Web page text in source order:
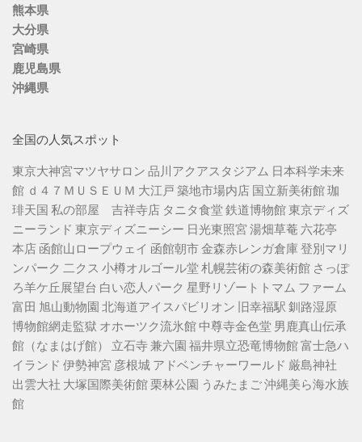
熊本県
大分県
宮崎県
鹿児島県
沖縄県
全国の人気スポット
東京大神宮マツヤサロン 品川アクアスタジアム 日本科学未来
館 ｄ４７ＭＵＳＥＵＭ 大江戸 築地市場内店 国立新美術館珈
琲天国 私の部屋 吉祥寺店 タニタ食堂 鉄道博物館東京ディズ
ニーランド 東京ディズニーシー 日光東照宮 湯畑草菴 六花亭
本店 函館山ロープウェイ 函館朝市金森赤レンガ倉庫登別マリ
ンパーク 二クス 小樽オルゴール堂 札幌芸術の森美術館 さっぽ
ろ羊ケ丘展望台 白い恋人パーク 星野リゾートトマム ファーム
富田 旭山動物園 北海道アイスパビリオン 旧幸福駅 釧路湿原
博物館網走監獄 オホーツク流氷館 中尊寺金色堂 男鹿真山伝承
館（なまはげ館）
立石寺兼六園 福井県立恐竜博物館富士急ハ
イランド 伊勢神宮 彦根城 アドベンチャーワールド 厳島神社
出雲大社 大塚国際美術館栗林公園 うみたまご沖縄美ら海水族
館